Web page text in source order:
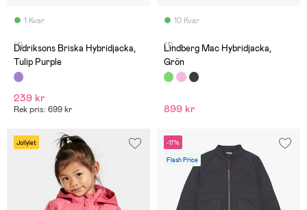
1 Kvar
(1)
Didriksons Briska Hybridjacka,
Tulip Purple
239 kr
Rek pris: 699 kr
10 Kvar
(1)
Lindberg Mac Hybridjacka,
Grön
899 kr
Jollylet -17%
Flash Price